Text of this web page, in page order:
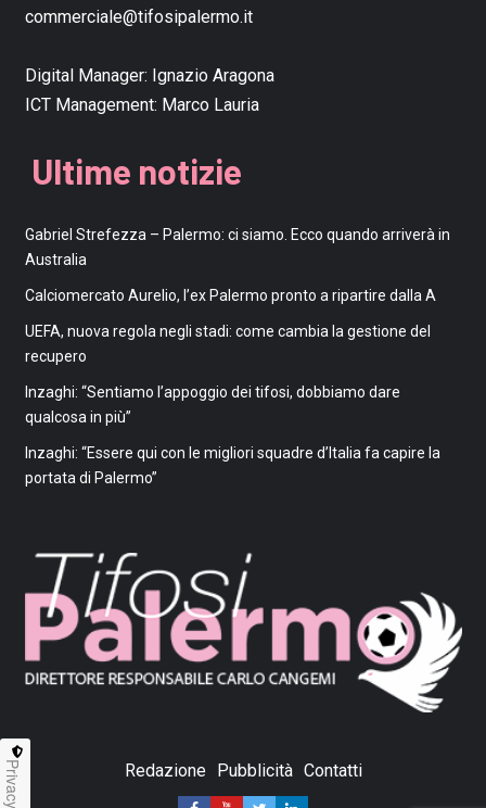
commerciale@tifosipalermo.it
Digital Manager: Ignazio Aragona
ICT Management: Marco Lauria
Ultime notizie
Gabriel Strefezza – Palermo: ci siamo. Ecco quando arriverà in
Australia
Calciomercato Aurelio, l’ex Palermo pronto a ripartire dalla A
UEFA, nuova regola negli stadi: come cambia la gestione del
recupero
Inzaghi: “Sentiamo l’appoggio dei tifosi, dobbiamo dare
qualcosa in più”
Inzaghi: “Essere qui con le migliori squadre d’Italia fa capire la
portata di Palermo”
Redazione Pubblicità Contatti
Privacy